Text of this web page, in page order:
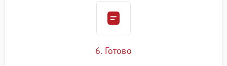
6. Готово